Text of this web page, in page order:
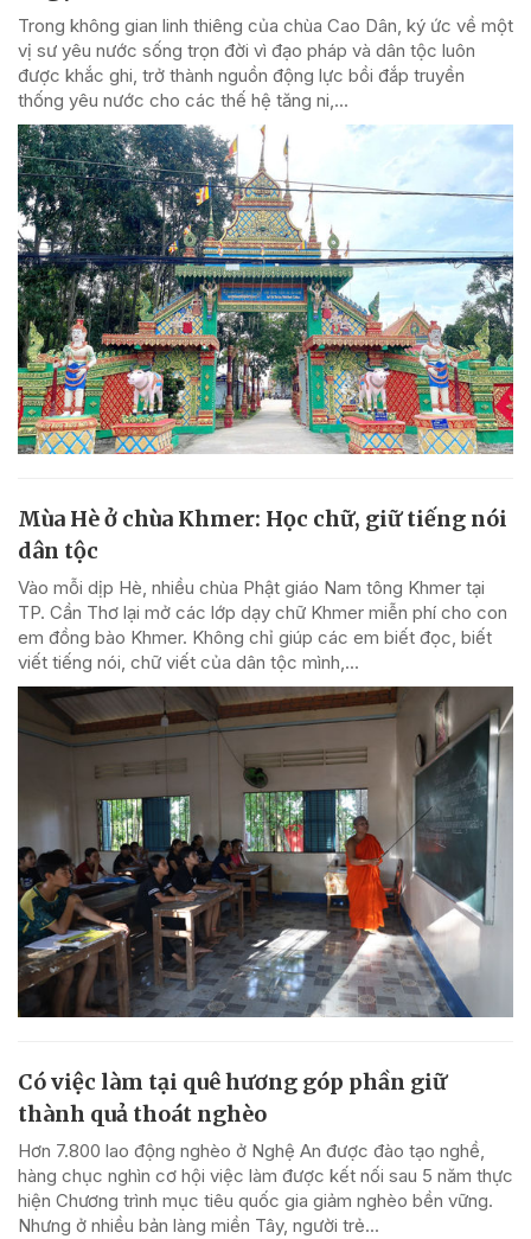
Trong không gian linh thiêng của chùa Cao Dân, ký ức về một
vị sư yêu nước sống trọn đời vì đạo pháp và dân tộc luôn
được khắc ghi, trở thành nguồn động lực bồi đắp truyền
thống yêu nước cho các thế hệ tăng ni,...
Mùa Hè ở chùa Khmer: Học chữ, giữ tiếng nói
dân tộc
Vào mỗi dịp Hè, nhiều chùa Phật giáo Nam tông Khmer tại
TP. Cần Thơ lại mở các lớp dạy chữ Khmer miễn phí cho con
em đồng bào Khmer. Không chỉ giúp các em biết đọc, biết
viết tiếng nói, chữ viết của dân tộc mình,...
Có việc làm tại quê hương góp phần giữ
thành quả thoát nghèo
Hơn 7.800 lao động nghèo ở Nghệ An được đào tạo nghề,
hàng chục nghìn cơ hội việc làm được kết nối sau 5 năm thực
hiện Chương trình mục tiêu quốc gia giảm nghèo bền vững.
Nhưng ở nhiều bản làng miền Tây, người trẻ...